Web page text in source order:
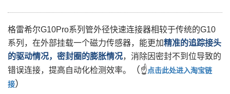
格雷希尔G10Pro系列管外径快速连接器相较于传统的G10
系列，在外部挂载一个磁力传感器，能更加精准的追踪接头
的驱动情况，密封圈的膨胀情况，消除因密封不到位导致的
错误连接，提高自动化检测效率。
（☝点击此处进入淘宝链
接）